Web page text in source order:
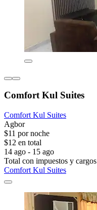
Comfort Kul Suites
Comfort Kul Suites
Agbor
$11 por noche
$12 en total
14 ago - 15 ago
Total con impuestos y cargos
Comfort Kul Suites